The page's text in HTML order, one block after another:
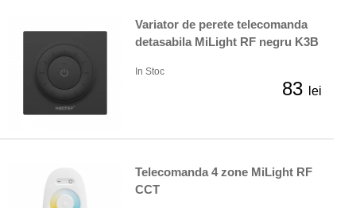
Variator de perete telecomanda
detasabila MiLight RF negru K3B
In Stoc
83 lei
Telecomanda 4 zone MiLight RF
CCT